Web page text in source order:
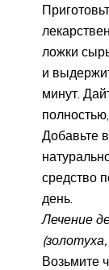
ложки
и
минут.
Добавьте
средство
день.
Лечение
Возьмите